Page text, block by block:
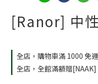
[Ranor] 中
全店，購物車滿 1000 免
全店，全館滿額贈